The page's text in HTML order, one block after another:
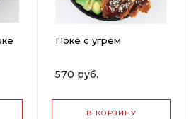
Поке с угрем
570 руб.
В КОРЗИНУ